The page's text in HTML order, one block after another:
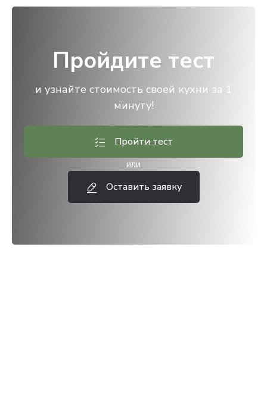
Пройдите тест
и узнайте стоимость своей кухни за 1
минуту!
Пройти тест
или
Оставить заявку